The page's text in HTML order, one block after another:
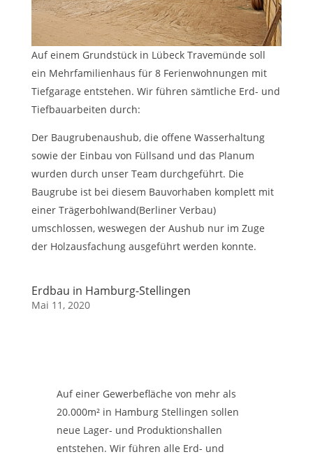
Auf einem Grundstück in Lübeck Travemünde soll
ein Mehrfamilienhaus für 8 Ferienwohnungen mit
Tiefgarage entstehen. Wir führen sämtliche Erd- und
Tiefbauarbeiten durch:
Der Baugrubenaushub, die offene Wasserhaltung
sowie der Einbau von Füllsand und das Planum
wurden durch unser Team durchgeführt. Die
Baugrube ist bei diesem Bauvorhaben komplett mit
einer Trägerbohlwand(Berliner Verbau)
umschlossen, weswegen der Aushub nur im Zuge
der Holzausfachung ausgeführt werden konnte.
Erdbau in Hamburg-Stellingen
Mai 11, 2020
Auf einer Gewerbefläche von mehr als
20.000m² in Hamburg Stellingen sollen
neue Lager- und Produktionshallen
entstehen. Wir führen alle Erd- und